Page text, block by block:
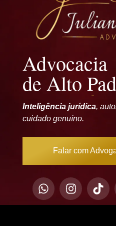
Advocacia
de Alto
Inteligência jurídica,
cuidado genuíno.
Falar com